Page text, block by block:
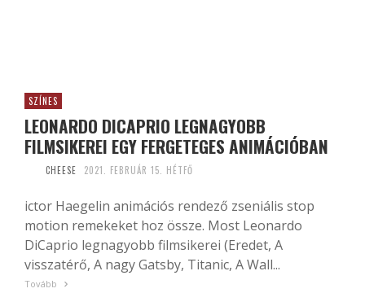
SZÍNES
LEONARDO DICAPRIO LEGNAGYOBB
FILMSIKEREI EGY FERGETEGES ANIMÁCIÓBAN
CHEESE 2021. FEBRUÁR 15. HÉTFŐ
ictor Haegelin animációs rendező zseniális stop
motion remekeket hoz össze. Most Leonardo
DiCaprio legnagyobb filmsikerei (Eredet, A
visszatérő, A nagy Gatsby, Titanic, A Wall...
Tovább